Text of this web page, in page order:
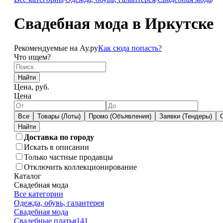
Свадебная мода в Иркутске
Рекомендуемые на Ау.руКак сюда попасть?
Что ищем?
Найти
Цена, руб.
Цена
Все Товары (Лоты) Промо (Объявления) Заявки (Тендеры)
Доставка по городу
Искать в описании
Только частные продавцы
Отключить коллекционирование
Каталог
Свадебная мода
Все категории
Одежда, обувь, галантерея
Свадебная мода
Свадебные платья141